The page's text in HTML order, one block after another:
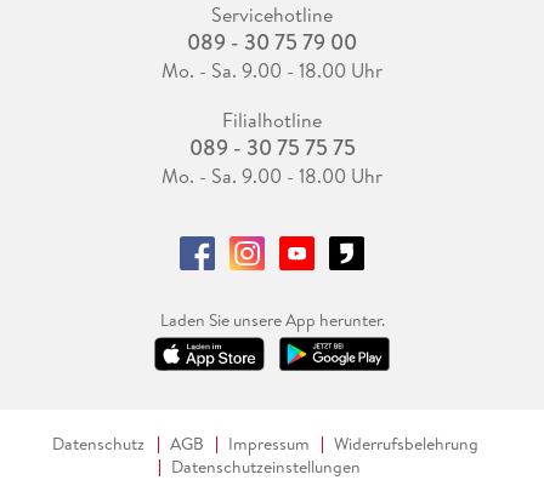
Servicehotline
089 - 30 75 79 00
Mo. - Sa. 9.00 - 18.00 Uhr
Filialhotline
089 - 30 75 75 75
Mo. - Sa. 9.00 - 18.00 Uhr
Laden Sie unsere App herunter.
Datenschutz AGB Impressum
Widerrufsbelehrung
Datenschutzeinstellungen